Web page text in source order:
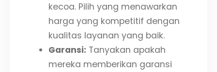
kecoa. Pilih yang menawarkan
harga yang kompetitif dengan
kualitas layanan yang baik.
Garansi: Tanyakan apakah
mereka memberikan garansi